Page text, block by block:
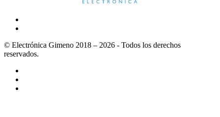
© Electrónica Gimeno 2018 – 2026 - Todos los derechos
reservados.